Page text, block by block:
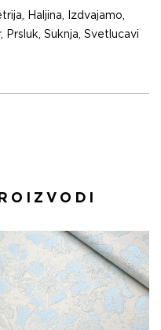
, Haljina, Izdvajamo,
, Prsluk, Suknja, Svetlucavi